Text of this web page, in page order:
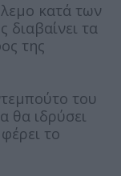
κατά των
τα
της
του
θα ιδρύσει
το